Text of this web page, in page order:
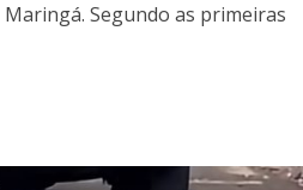
Segundo as primeiras